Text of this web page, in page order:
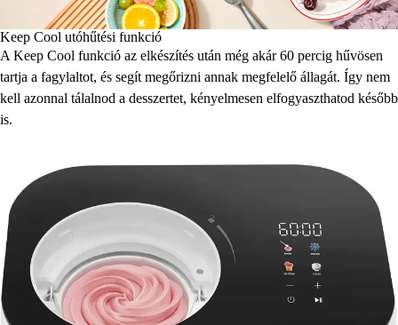
Keep Cool utóhűtési funkció
A Keep Cool funkció az elkészítés után még akár 60 percig hűvösen
tartja a fagylaltot, és segít megőrizni annak megfelelő állagát. Így nem
kell azonnal tálalnod a desszertet, kényelmesen elfogyaszthatod később
is.